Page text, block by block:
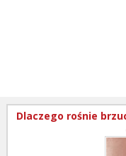
Dlaczego rośnie